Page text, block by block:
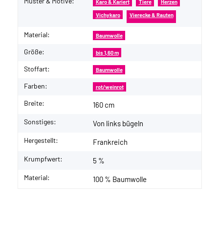
Karo & Kariert Tiere Herzen
Vichykaro Vierecke & Rauten
Material: Baumwolle
Größe: bis 1,60 m
Stoffart: Baumwolle
Farben: rot/weinrot
Breite: 160 cm
Sonstiges: Von links bügeln
Hergestellt: Frankreich
Krumpfwert: 5 %
Material: 100 % Baumwolle